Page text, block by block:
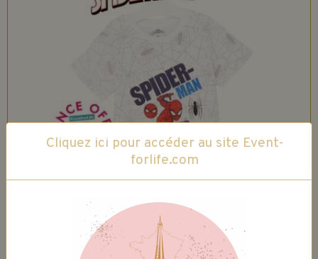
T-shirt SpiderMan
Cliquez ici pour accéder au site Event-
forlife.com